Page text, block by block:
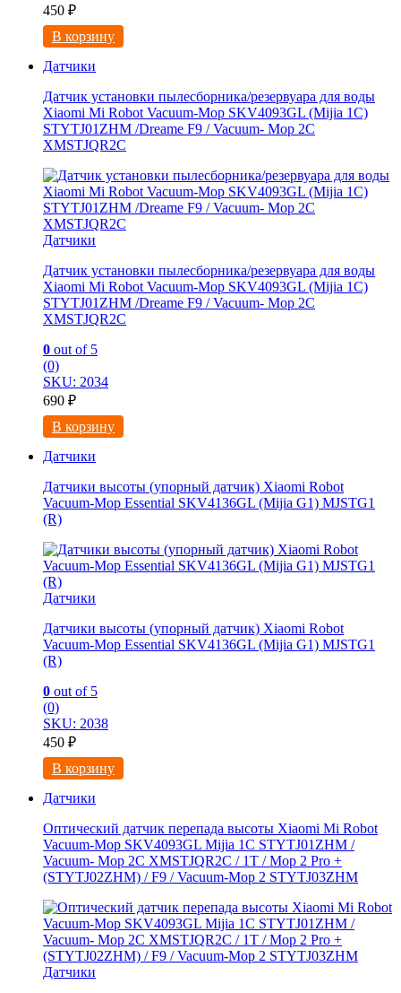
450 ₽
В корзину
Датчики
Датчик установки пылесборника/резервуара для воды
Xiaomi Mi Robot Vacuum-Mop SKV4093GL (Mijia 1C)
STYTJ01ZHM /Dreame F9 / Vacuum- Mop 2C
XMSTJQR2C
Датчики
Датчик установки пылесборника/резервуара для воды
Xiaomi Mi Robot Vacuum-Mop SKV4093GL (Mijia 1C)
STYTJ01ZHM /Dreame F9 / Vacuum- Mop 2C
XMSTJQR2C
0 out of 5
(0)
SKU: 2034
690 ₽
В корзину
Датчики
Датчики высоты (упорный датчик) Xiaomi Robot
Vacuum-Mop Essential SKV4136GL (Mijia G1) MJSTG1
(R)
Датчики
Датчики высоты (упорный датчик) Xiaomi Robot
Vacuum-Mop Essential SKV4136GL (Mijia G1) MJSTG1
(R)
0 out of 5
(0)
SKU: 2038
450 ₽
В корзину
Датчики
Оптический датчик перепада высоты Xiaomi Mi Robot
Vacuum-Mop SKV4093GL Mijia 1C STYTJ01ZHM /
Vacuum- Mop 2C XMSTJQR2C / 1T / Mop 2 Pro +
(STYTJ02ZHM) / F9 / Vacuum-Mop 2 STYTJ03ZHM
Датчики